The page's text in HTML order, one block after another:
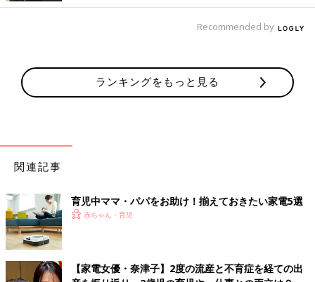
Recommended by
ランキングをもっと見る
関連記事
育児中ママ・パパをお助け！揃えておきたい家電5選
赤ちゃん・育児
【家電女優・奈津子】2度の流産と不育症を経ての出